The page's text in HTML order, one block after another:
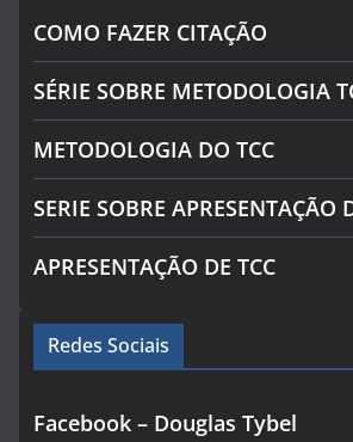
COMO FAZER CITAÇÃO
SÉRIE SOBRE METODOLOGIA
METODOLOGIA DO TCC
SERIE SOBRE APRESENTAÇÃO
APRESENTAÇÃO DE TCC
Redes Sociais
Facebook – Douglas Tybel